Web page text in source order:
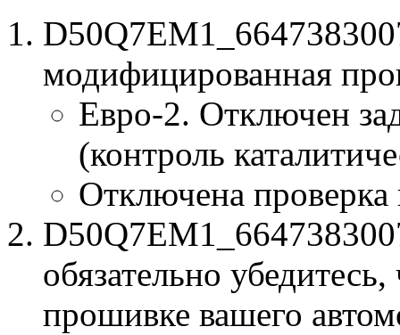
модифицированная
Евро-2. Отключен
(контроль
Отключена
обязательно
прошивке вашего